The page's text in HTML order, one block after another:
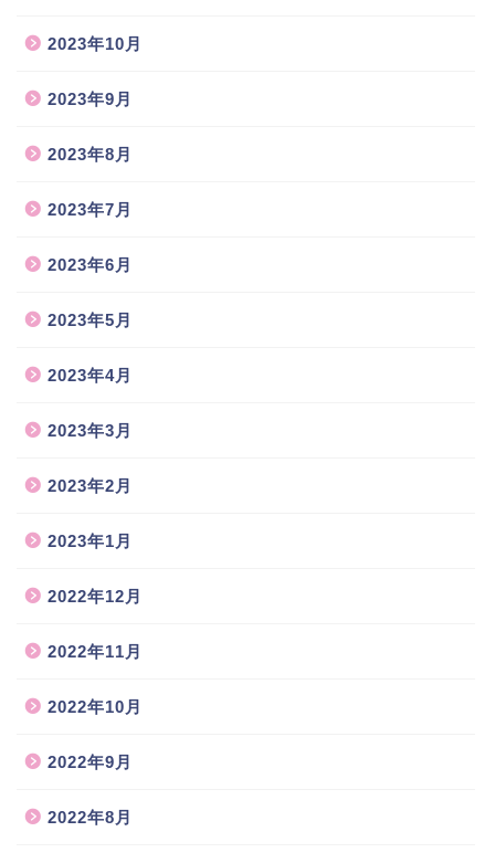
2023年10月
2023年9月
2023年8月
2023年7月
2023年6月
2023年5月
2023年4月
2023年3月
2023年2月
2023年1月
2022年12月
2022年11月
2022年10月
2022年9月
2022年8月